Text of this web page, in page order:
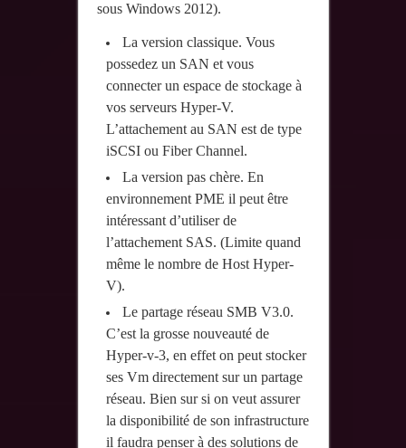
sous Windows 2012).
La version classique. Vous
possedez un SAN et vous
connecter un espace de stockage à
vos serveurs Hyper-V.
L’attachement au SAN est de type
iSCSI ou Fiber Channel.
La version pas chère. En
environnement PME il peut être
intéressant d’utiliser de
l’attachement SAS. (Limite quand
même le nombre de Host Hyper-
V).
Le partage réseau SMB V3.0.
C’est la grosse nouveauté de
Hyper-v-3, en effet on peut stocker
ses Vm directement sur un partage
réseau. Bien sur si on veut assurer
la disponibilité de son infrastructure
il faudra penser à des solutions de